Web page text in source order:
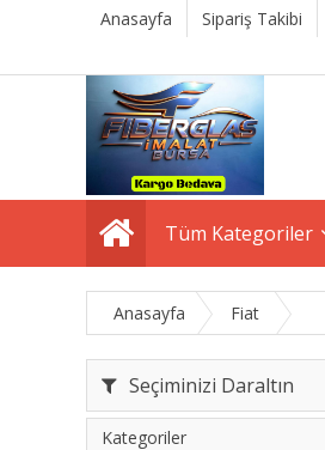
Anasayfa Sipariş Takibi
Tüm Kategoriler
Anasayfa Fiat
Seçiminizi Daraltın
Kategoriler